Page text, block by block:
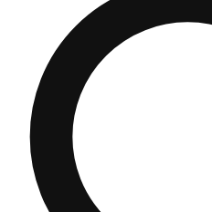
jornalista
Yasmin
Karoline
acabou
de
cobrir
essa
matéria